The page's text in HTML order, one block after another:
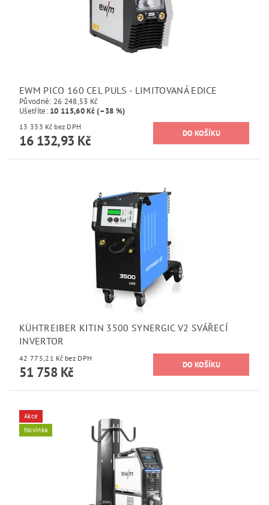
EWM PICO 160 CEL PULS - LIMITOVANÁ EDICE
Původně: 26 248,53 Kč
Ušetříte: 10 115,60 Kč (–38 %)
13 333 Kč bez DPH
16 132,93 Kč
KÜHTREIBER KITIN 3500 SYNERGIC V2 SVÁŘECÍ
INVERTOR
42 775,21 Kč bez DPH
51 758 Kč
Akce
Novinka